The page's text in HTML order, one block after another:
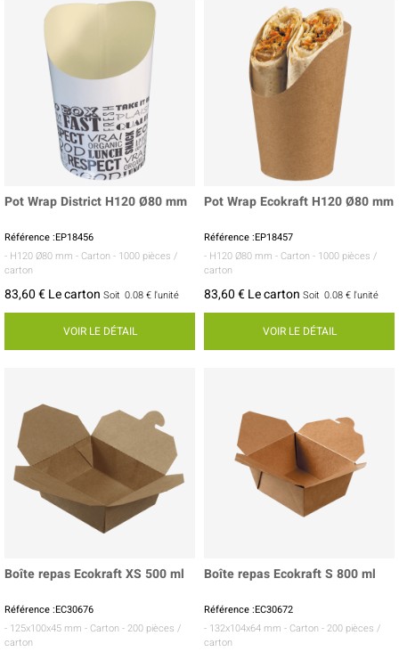
Pot Wrap District H120 Ø80 mm
Référence :EP18456
- H120 Ø80 mm - Carton - 1000 pièces /
carton
83,60 € Le carton Soit 0.08 € l'unité
VOIR LE DÉTAIL
Pot Wrap Ecokraft H120 Ø80 mm
Référence :EP18457
- H120 Ø80 mm - Carton - 1000 pièces /
carton
83,60 € Le carton Soit 0.08 € l'unité
VOIR LE DÉTAIL
Boîte repas Ecokraft XS 500 ml
Référence :EC30676
- 125x100x45 mm - Carton - 200 pièces /
carton
Boîte repas Ecokraft S 800 ml
Référence :EC30672
- 132x104x64 mm - Carton - 200 pièces /
carton